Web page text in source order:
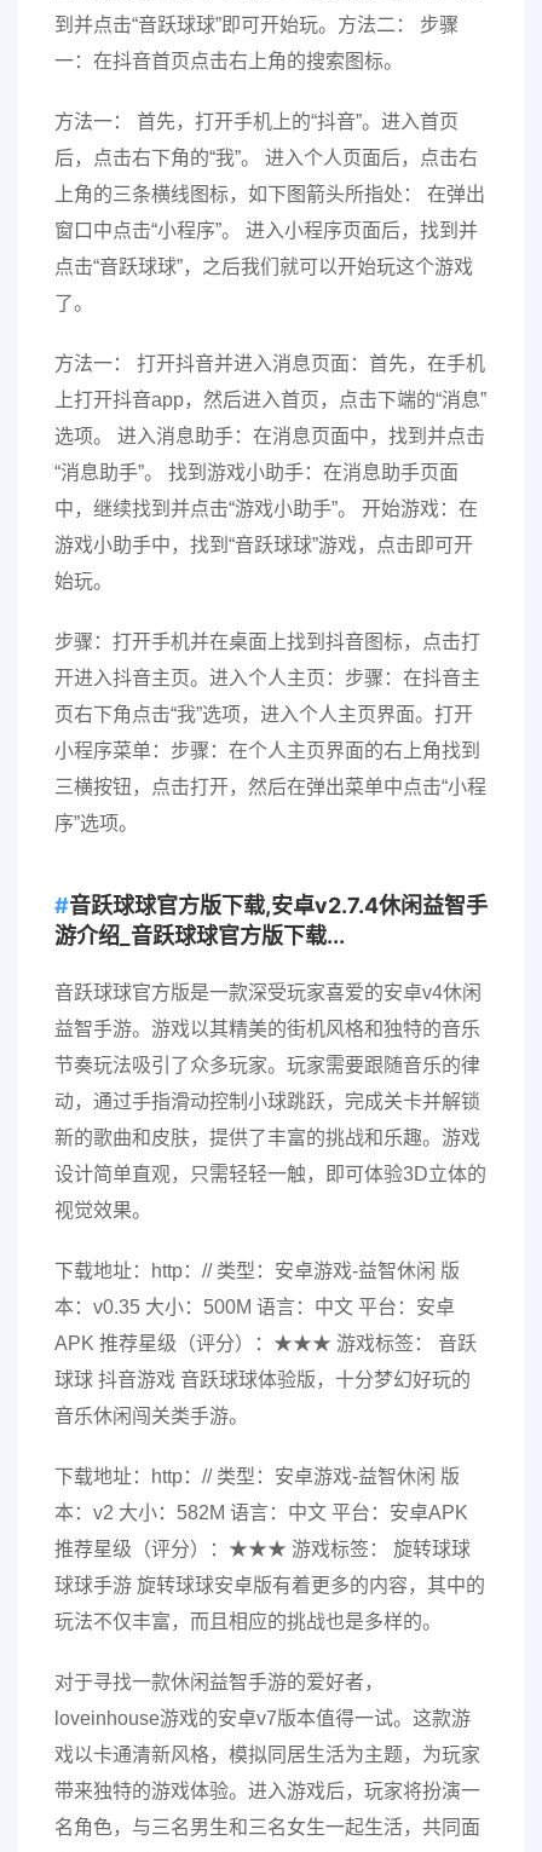
到并点击“音跃球球”即可开始玩。方法二： 步骤
一：在抖音首页点击右上角的搜索图标。
方法一： 首先，打开手机上的“抖音”。进入首页
后，点击右下角的“我”。 进入个人页面后，点击右
上角的三条横线图标，如下图箭头所指处： 在弹出
窗口中点击“小程序”。 进入小程序页面后，找到并
点击“音跃球球”，之后我们就可以开始玩这个游戏
了。
方法一： 打开抖音并进入消息页面：首先，在手机
上打开抖音app，然后进入首页，点击下端的“消息”
选项。 进入消息助手：在消息页面中，找到并点击
“消息助手”。 找到游戏小助手：在消息助手页面
中，继续找到并点击“游戏小助手”。 开始游戏：在
游戏小助手中，找到“音跃球球”游戏，点击即可开
始玩。
步骤：打开手机并在桌面上找到抖音图标，点击打
开进入抖音主页。进入个人主页：步骤：在抖音主
页右下角点击“我”选项，进入个人主页界面。打开
小程序菜单：步骤：在个人主页界面的右上角找到
三横按钮，点击打开，然后在弹出菜单中点击“小程
序”选项。
音跃球球官方版下载,安卓v2.7.4休闲益智手
游介绍_音跃球球官方版下载...
音跃球球官方版是一款深受玩家喜爱的安卓v4休闲
益智手游。游戏以其精美的街机风格和独特的音乐
节奏玩法吸引了众多玩家。玩家需要跟随音乐的律
动，通过手指滑动控制小球跳跃，完成关卡并解锁
新的歌曲和皮肤，提供了丰富的挑战和乐趣。游戏
设计简单直观，只需轻轻一触，即可体验3D立体的
视觉效果。
下载地址：http：// 类型：安卓游戏-益智休闲 版
本：v0.35 大小：500M 语言：中文 平台：安卓
APK 推荐星级（评分）：★★★ 游戏标签： 音跃
球球 抖音游戏 音跃球球体验版，十分梦幻好玩的
音乐休闲闯关类手游。
下载地址：http：// 类型：安卓游戏-益智休闲 版
本：v2 大小：582M 语言：中文 平台：安卓APK
推荐星级（评分）：★★★ 游戏标签： 旋转球球
球球手游 旋转球球安卓版有着更多的内容，其中的
玩法不仅丰富，而且相应的挑战也是多样的。
对于寻找一款休闲益智手游的爱好者，
loveinhouse游戏的安卓v7版本值得一试。这款游
戏以卡通清新风格，模拟同居生活为主题，为玩家
带来独特的游戏体验。进入游戏后，玩家将扮演一
名角色，与三名男生和三名女生一起生活，共同面